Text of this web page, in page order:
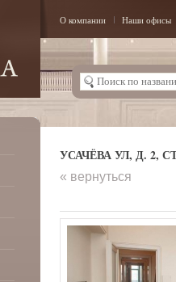
О компании Наши офисы
УСАЧЁВА УЛ, Д. 2,
« вернуться